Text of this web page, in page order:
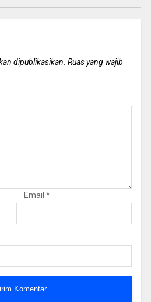
dipublikasikan. Ruas yang wajib
Email *